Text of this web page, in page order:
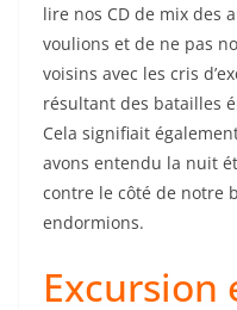
lire nos CD de mix des
voulions et de ne pas
voisins avec les cris
résultant des batailles
Cela signifiait
avons entendu la nuit
contre le côté de notre
endormions.
Excursion